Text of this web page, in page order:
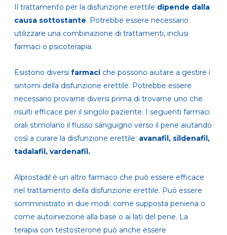
Il trattamento per la disfunzione erettile dipende dalla
causa sottostante. Potrebbe essere necessario
utilizzare una combinazione di trattamenti, inclusi
farmaci o psicoterapia.
Esistono diversi farmaci che possono aiutare a gestire i
sintomi della disfunzione erettile. Potrebbe essere
necessario provarne diversi prima di trovarne uno che
risulti efficace per il singolo paziente. I seguenti farmaci
orali stimolano il flusso sanguigno verso il pene aiutando
così a curare la disfunzione erettile: avanafil, sildenafil,
tadalafil, vardenafil.
Alprostadil è un altro farmaco che può essere efficace
nel trattamento della disfunzione erettile. Può essere
somministrato in due modi: come supposta peniena o
come autoiniezione alla base o ai lati del pene. La
terapia con testosterone può anche essere